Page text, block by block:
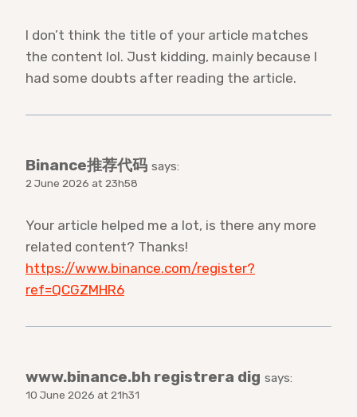
I don’t think the title of your article matches
the content lol. Just kidding, mainly because I
had some doubts after reading the article.
Binance推荐代码 says:
2 June 2026 at 23h58
Your article helped me a lot, is there any more
related content? Thanks!
https://www.binance.com/register?
ref=QCGZMHR6
www.binance.bh registrera dig says:
10 June 2026 at 21h31